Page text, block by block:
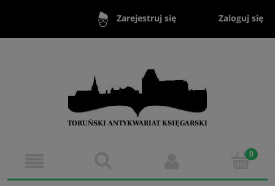
Zarejestruj się Zaloguj się